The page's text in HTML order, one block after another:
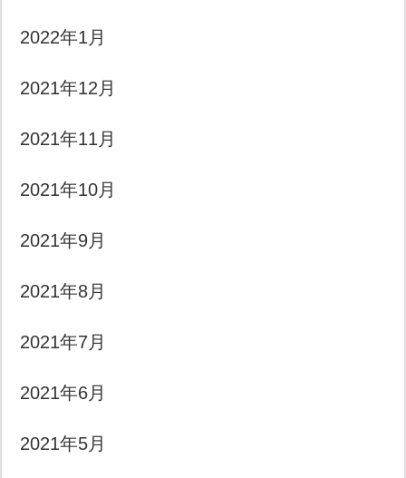
2022年1月
2021年12月
2021年11月
2021年10月
2021年9月
2021年8月
2021年7月
2021年6月
2021年5月